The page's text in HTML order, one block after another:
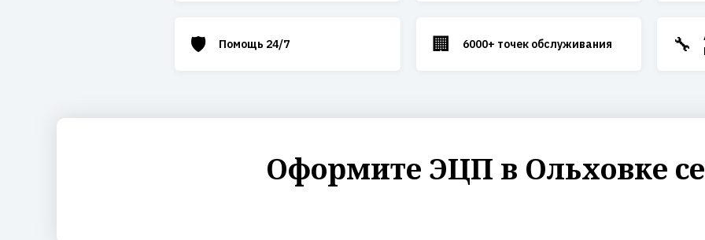
🛡️ Помощь 24/7 🏢 6000+ точек обслуживания 🔧
Оформите ЭЦП в Ольховке